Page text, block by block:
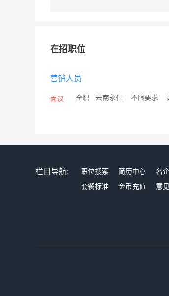
在招职位
营销人员
面议 全职 云南永仁 不限要求
栏目导航: 职位搜索 简历中心 名
套餐标准
金币充值 意